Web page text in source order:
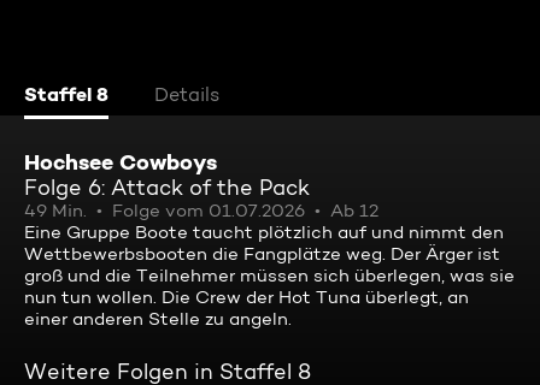
Staffel 8 Details
Hochsee Cowboys
Folge 6: Attack of the Pack
49 Min. Folge vom 01.07.2026
Ab 12
Eine Gruppe Boote taucht plötzlich auf und nimmt den
Wettbewerbsbooten die Fangplätze weg. Der Ärger ist
groß und die Teilnehmer müssen sich überlegen, was sie
nun tun wollen. Die Crew der Hot Tuna überlegt, an
einer anderen Stelle zu angeln.
Weitere Folgen in Staffel 8